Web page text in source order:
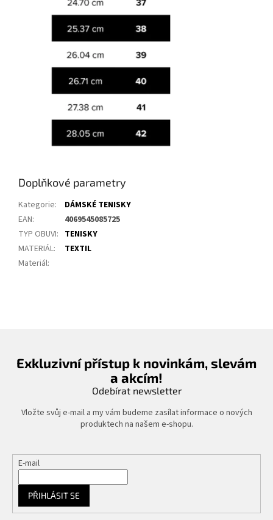
Doplňkové parametry
Kategorie:
DÁMSKÉ TENISKY
EAN:
4069545085725
TYP OBUVI: TENISKY
MATERIÁL:
TEXTIL
Materiál:
Exkluzivní přístup k novinkám, slevám
a akcím!
Odebírat newsletter
Vložte svůj e-mail a my vám budeme zasílat informace o nových
produktech na našem e-shopu.
E-mail
PŘIHLÁSIT SE